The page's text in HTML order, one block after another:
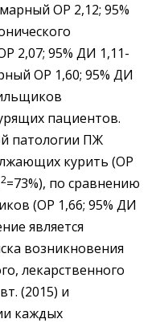
ОР 2,12; 95%
2,07; 95% ДИ 1,11-
ОР 1,60; 95% ДИ
пациентов.
патологии ПЖ
курить (ОР
2=73%), по сравнению
(ОР 1,66; 95% ДИ
является
возникновения
лекарственного
(2015) и
каждых